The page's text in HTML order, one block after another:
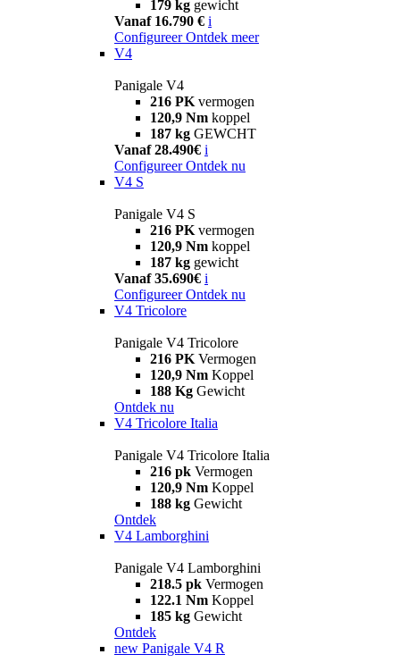
179 kg gewicht
Vanaf 16.790 € i
Configureer Ontdek meer
V4
Panigale V4
216 PK vermogen
120,9 Nm koppel
187 kg GEWCHT
Vanaf 28.490€ i
Configureer Ontdek nu
V4 S
Panigale V4 S
216 PK vermogen
120,9 Nm koppel
187 kg gewicht
Vanaf 35.690€ i
Configureer Ontdek nu
V4 Tricolore
Panigale V4 Tricolore
216 PK Vermogen
120,9 Nm Koppel
188 Kg Gewicht
Ontdek nu
V4 Tricolore Italia
Panigale V4 Tricolore Italia
216 pk Vermogen
120,9 Nm Koppel
188 kg Gewicht
Ontdek
V4 Lamborghini
Panigale V4 Lamborghini
218.5 pk Vermogen
122.1 Nm Koppel
185 kg Gewicht
Ontdek
new Panigale V4 R